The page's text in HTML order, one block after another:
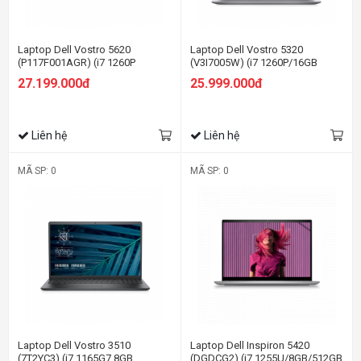
Laptop Dell Vostro 5620
(P117F001AGR) (i7 1260P
SSD/16.0FHD+/Win11/Office
27.199.000đ
Liên hệ
Laptop Dell Vostro 5320
(V3I7005W) (i7 1260P/16GB
FHD+/Win11/OfficeHS21/Xám/
25.999.000đ
Liên hệ
MÃ SP: 0
Laptop Dell Vostro 3510
(7T2YC3) (i7 1165G7 8GB
MÃ SP: 0
Laptop Dell Inspiron 5420
(DGDCG2) (i7 1255U/8GB/512GB